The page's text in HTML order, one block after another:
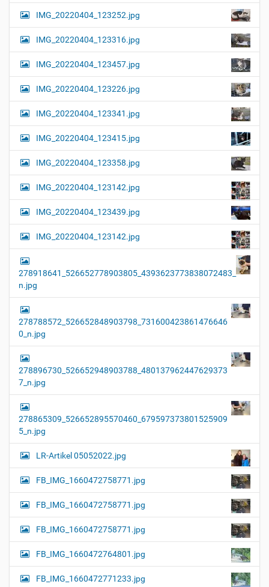
l
e
…
t
i
o
n
IMG_20220404_123252.jpg
IMG_20220404_123316.jpg
IMG_20220404_123457.jpg
IMG_20220404_123226.jpg
IMG_20220404_123341.jpg
IMG_20220404_123415.jpg
IMG_20220404_123358.jpg
IMG_20220404_123142.jpg
IMG_20220404_123439.jpg
IMG_20220404_123142.jpg
278918641_526652778903805_4393623773838072483_
n.jpg
278788572_526652848903798_731600423861476646
0_n.jpg
278896730_526652948903788_480137962447629373
7_n.jpg
278865309_526652895570460_679597373801525909
5_n.jpg
LR-Artikel 05052022.jpg
FB_IMG_1660472758771.jpg
FB_IMG_1660472758771.jpg
FB_IMG_1660472758771.jpg
FB_IMG_1660472764801.jpg
FB_IMG_1660472771233.jpg